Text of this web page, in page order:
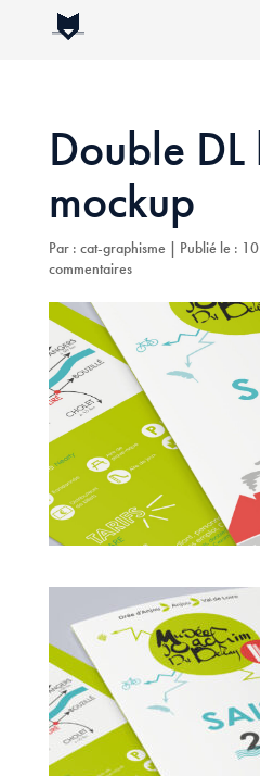
Double
mockup
Par : cat-graphisme | Publié le :
commentaires